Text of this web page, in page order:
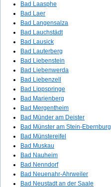
Bad Laasphe
Bad Laer
Bad Langensalza
Bad Lauchstädt
Bad Lausick
Bad Lauterberg
Bad Liebenstein
Bad Liebenwerda
Bad Liebenzell
Bad Lippspringe
Bad Marienberg
Bad Mergentheim
Bad Münder am Deister
Bad Münster am Stein-Ebernburg
Bad Münstereifel
Bad Muskau
Bad Nauheim
Bad Nenndorf
Bad Neuenahr-Ahrweiler
Bad Neustadt an der Saale